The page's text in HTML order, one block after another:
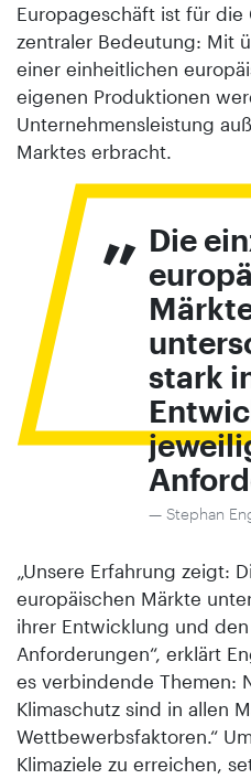
Europageschäft ist für die
zentraler Bedeutung: Mit
einer einheitlichen
eigenen Produktionen
Unternehmensleistung
Marktes erbracht.
„ Die
stark
Stephan
„Unsere Erfahrung zeigt:
europäischen Märkte
ihrer Entwicklung und
Anforderungen“, erklärt
es verbindende Themen:
Klimaschutz sind in allen
Wettbewerbsfaktoren.“
Klimaziele zu erreichen,